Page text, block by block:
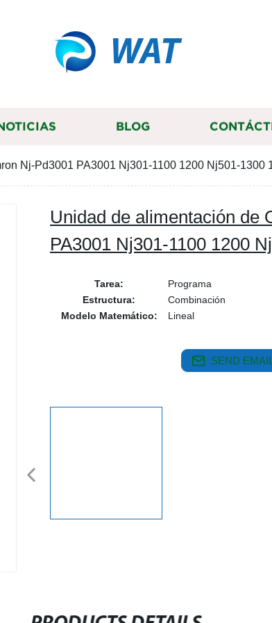
WAT
BLOG
Nj-Pd3001 PA3001 Nj301-1100 1200 Nj501-1300
Unidad de alimentación de
PA3001 Nj301-1100 1200
Tarea:
Programa
Estructura:
Combinación
Modelo Matemático:
Lineal
SEND